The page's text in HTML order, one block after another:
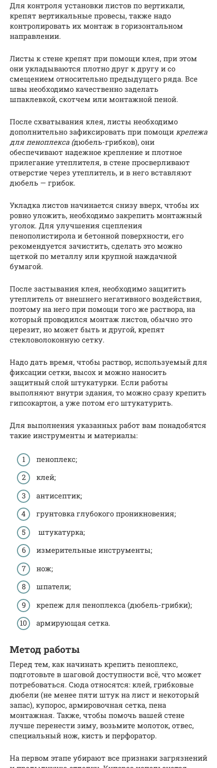
Для контроля установки листов по вертикали,
крепят вертикальные провесы, также надо
контролировать их монтаж в горизонтальном
направлении.
Листы к стене крепят при помощи клея, при этом
они укладываются плотно друг к другу и со
смещением относительно предыдущего ряда. Все
швы необходимо качественно заделать
шпаклевкой, скотчем или монтажной пеной.
После схватывания клея, листы необходимо
дополнительно зафиксировать при помощи крепежа
для пеноплекса (дюбель-грибков), они
обеспечивают надежное крепление и плотное
прилегание утеплителя, в стене просверливают
отверстие через утеплитель, и в него вставляют
дюбель — грибок.
Укладка листов начинается снизу вверх, чтобы их
ровно уложить, необходимо закрепить монтажный
уголок. Для улучшения сцепления
пенополистирола и бетонной поверхности, его
рекомендуется зачистить, сделать это можно
щеткой по металлу или крупной наждачной
бумагой.
После застывания клея, необходимо защитить
утеплитель от внешнего негативного воздействия,
поэтому на него при помощи того же раствора, на
который проводился монтаж листов, обычно это
церезит, но может быть и другой, крепят
стекловолоконную сетку.
Надо дать время, чтобы раствор, используемый для
фиксации сетки, высох и можно наносить
защитный слой штукатурки. Если работы
выполняют внутри здания, то можно сразу крепить
гипсокартон, а уже потом его штукатурить.
Для выполнения указанных работ вам понадобятся
такие инструменты и материалы:
пеноплекс;
клей;
антисептик;
грунтовка глубокого проникновения;
штукатурка;
измерительные инструменты;
нож;
шпатели;
крепеж для пеноплекса (дюбель-грибки);
армирующая сетка.
Метод работы
Перед тем, как начинать крепить пеноплекс,
подготовьте в шаговой доступности всё, что может
потребоваться. Сюда относятся: клей, грибковые
дюбели (не менее пяти штук на лист и некоторый
запас), купорос, армировочная сетка, пена
монтажная. Также, чтобы помочь вашей стене
лучше перенести зиму, возьмите молоток, отвес,
специальный нож, кисть и перфоратор.
На первом этапе убирают все признаки загрязнений